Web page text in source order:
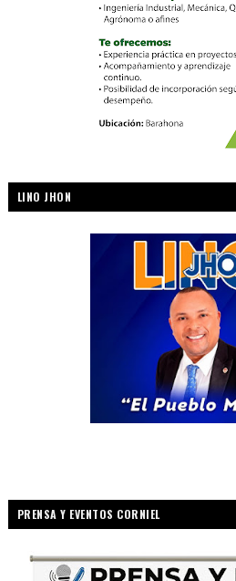
LINO JHON
PRENSA Y EVENTOS CORNIEL